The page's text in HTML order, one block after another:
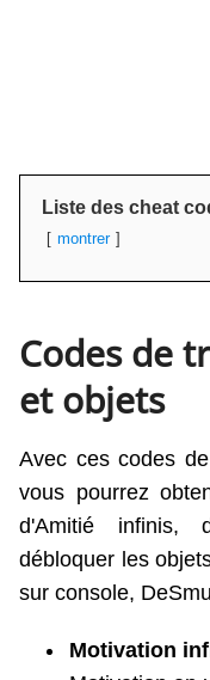
Liste des cheat
montrer
Codes de
et objets
Avec ces codes
vous pourrez
d'Amitié infinis,
débloquer les
sur console,
Motivation